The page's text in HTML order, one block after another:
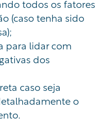
todos os fatores
(caso tenha sido
para lidar com
dos
caso seja
o